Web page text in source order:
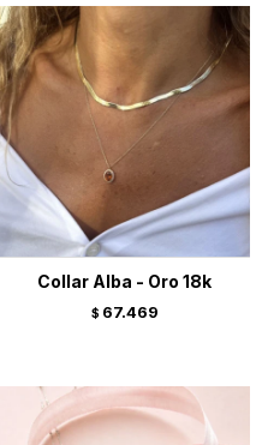
Collar Alba - Oro 18k
$ 67.469